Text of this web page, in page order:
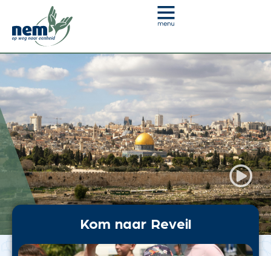
Kom naar Reveil